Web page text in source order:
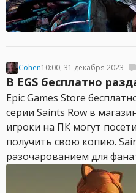
Cohen10:00, 31 декабря 2023
В EGS бесплатно
Epic Games Store
серии Saints Row в
игроки на ПК могут
получить свою копию.
разочарованием для